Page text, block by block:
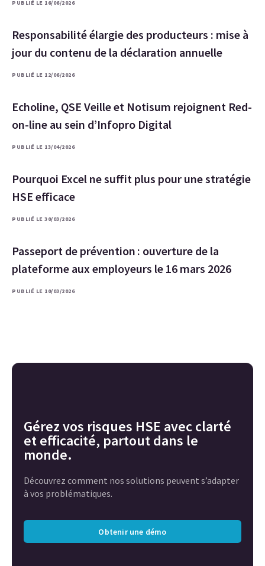
PUBLIÉ LE 16/06/2026
Responsabilité élargie des producteurs : mise à
jour du contenu de la déclaration annuelle
PUBLIÉ LE 12/06/2026
Echoline, QSE Veille et Notisum rejoignent Red-
on-line au sein d’Infopro Digital
PUBLIÉ LE 13/04/2026
Pourquoi Excel ne suffit plus pour une stratégie
HSE efficace
PUBLIÉ LE 30/03/2026
Passeport de prévention : ouverture de la
plateforme aux employeurs le 16 mars 2026
PUBLIÉ LE 10/03/2026
Gérez vos risques HSE avec clarté
et efficacité, partout dans le
monde.
Découvrez comment nos solutions peuvent s’adapter
à vos problématiques.
Obtenir une démo